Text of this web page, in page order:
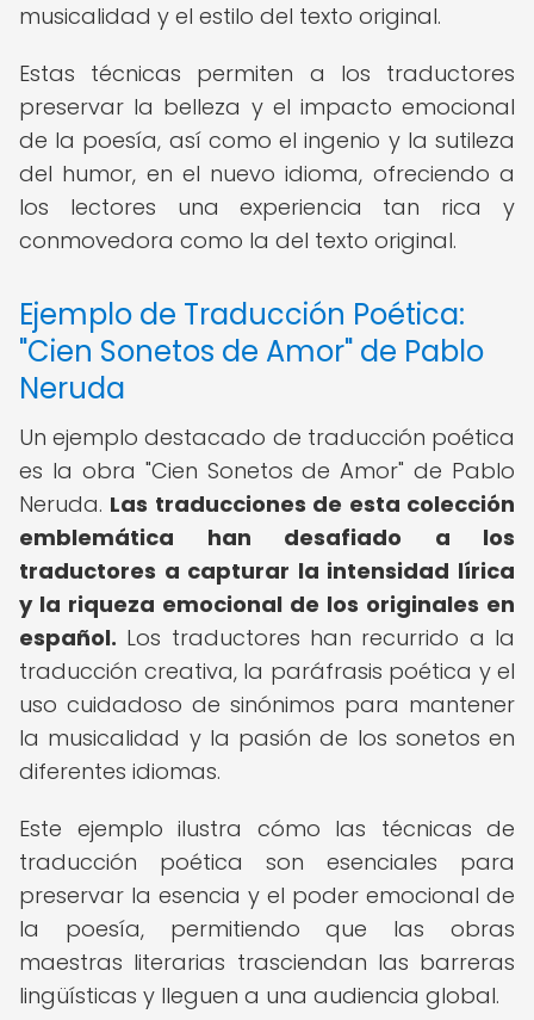
musicalidad y el estilo del texto original.
Estas técnicas permiten a los traductores
preservar la belleza y el impacto emocional
de la poesía, así como el ingenio y la sutileza
del humor, en el nuevo idioma, ofreciendo a
los lectores una experiencia tan rica y
conmovedora como la del texto original.
Ejemplo de Traducción Poética:
"Cien Sonetos de Amor" de Pablo
Neruda
Un ejemplo destacado de traducción poética
es la obra "Cien Sonetos de Amor" de Pablo
Neruda. Las traducciones de esta colección
emblemática han desafiado a los
traductores a capturar la intensidad lírica
y la riqueza emocional de los originales en
español. Los traductores han recurrido a la
traducción creativa, la paráfrasis poética y el
uso cuidadoso de sinónimos para mantener
la musicalidad y la pasión de los sonetos en
diferentes idiomas.
Este ejemplo ilustra cómo las técnicas de
traducción poética son esenciales para
preservar la esencia y el poder emocional de
la poesía, permitiendo que las obras
maestras literarias trasciendan las barreras
lingüísticas y lleguen a una audiencia global.